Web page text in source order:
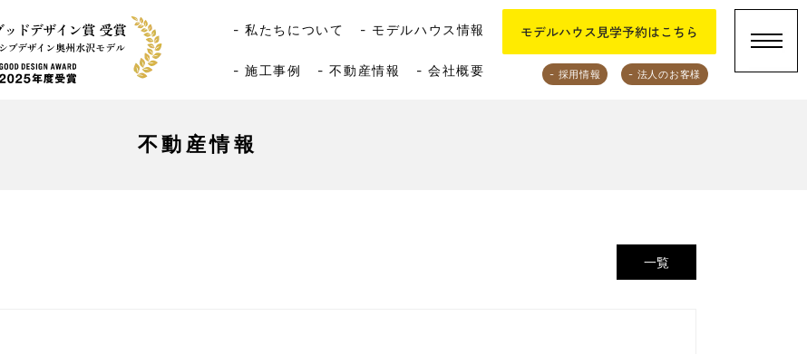
- 私たちについて - モデルハウス情報
- 施工事例 - 不動産情報 - 会社概要 - 採用情報 - 法人のお客様
不動産情報
一覧